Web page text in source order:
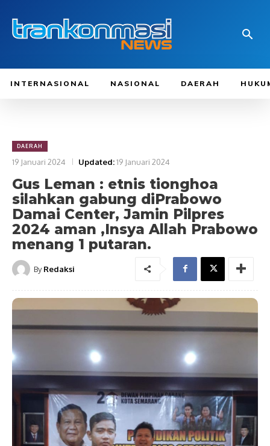
INTERNASIONAL NASIONAL DAERAH
DAERAH
19 Januari 2024 Updated:19 Januari 2024
Gus Leman : etnis tionghoa
silahkan gabung diPrabowo
Damai Center, Jamin Pilpres
2024 aman ,Insya Allah Prabowo
menang 1 putaran.
By Redaksi